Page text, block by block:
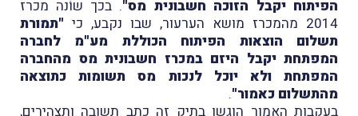
הפיתוח יקבל הזוכה חשבונית מס". בכך שוֹנה מכרז
2014 מהמכרז מושא הערעור, שבו נקבע, כי
"תמורת
תשלום הוצאות הפיתוח הכוללת מע"מ לחברה
המפתחת יקבל היזם במכרז חשבונית מס מהחברה
המפתחת ולא יוכל לנכות מס תשומות כתוצאה
מהתשלום כאמור".
בעקבות האמור הוגשו בתיק זה כתב תשובה ותצהירים,